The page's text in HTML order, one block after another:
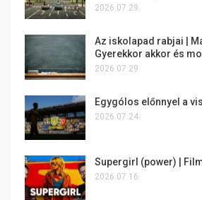
2026.07.29.
Az iskolapad rabjai |
Gyerekkor akkor és
2026.07.29.
Egygólos előnnyel a
2026.07.24.
Supergirl (power) |
2026.07.16.